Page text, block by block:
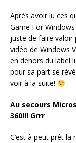
Après avoir lu ces
Game For
juste de faire valoir
vidéo de Windows
en dehors du label
pour sa part se
voir à la suite!
Au secours
360!!! Grrr
C’est à peut prêt la